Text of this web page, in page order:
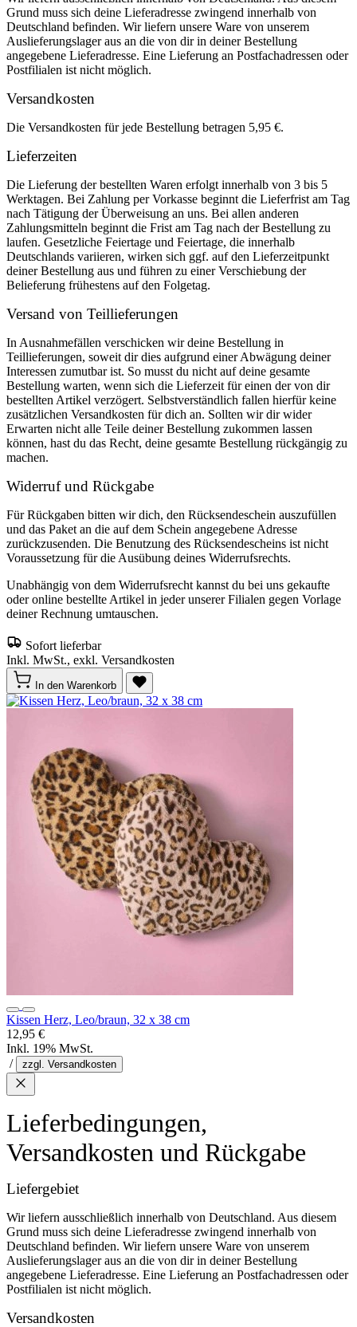
Grund muss sich deine Lieferadresse zwingend innerhalb von
Deutschland befinden. Wir liefern unsere Ware von unserem
Auslieferungslager aus an die von dir in deiner Bestellung
angegebene Lieferadresse. Eine Lieferung an Postfachadressen oder
Postfilialen ist nicht möglich.
Versandkosten
Die Versandkosten für jede Bestellung betragen 5,95 €.
Lieferzeiten
Die Lieferung der bestellten Waren erfolgt innerhalb von 3 bis 5
Werktagen. Bei Zahlung per Vorkasse beginnt die Lieferfrist am Tag
nach Tätigung der Überweisung an uns. Bei allen anderen
Zahlungsmitteln beginnt die Frist am Tag nach der Bestellung zu
laufen. Gesetzliche Feiertage und Feiertage, die innerhalb
Deutschlands variieren, wirken sich ggf. auf den Lieferzeitpunkt
deiner Bestellung aus und führen zu einer Verschiebung der
Belieferung frühestens auf den Folgetag.
Versand von Teillieferungen
In Ausnahmefällen verschicken wir deine Bestellung in
Teillieferungen, soweit dir dies aufgrund einer Abwägung deiner
Interessen zumutbar ist. So musst du nicht auf deine gesamte
Bestellung warten, wenn sich die Lieferzeit für einen der von dir
bestellten Artikel verzögert. Selbstverständlich fallen hierfür keine
zusätzlichen Versandkosten für dich an. Sollten wir dir wider
Erwarten nicht alle Teile deiner Bestellung zukommen lassen
können, hast du das Recht, deine gesamte Bestellung rückgängig zu
machen.
Widerruf und Rückgabe
Für Rückgaben bitten wir dich, den Rücksendeschein auszufüllen
und das Paket an die auf dem Schein angegebene Adresse
zurückzusenden. Die Benutzung des Rücksendescheins ist nicht
Voraussetzung für die Ausübung deines Widerrufsrechts.
Unabhängig von dem Widerrufsrecht kannst du bei uns gekaufte
oder online bestellte Artikel in jeder unserer Filialen gegen Vorlage
deiner Rechnung umtauschen.
Sofort lieferbar
Inkl. MwSt., exkl. Versandkosten
In den Warenkorb
Kissen Herz, Leo/braun, 32 x 38 cm
12,95 €
Inkl. 19% MwSt.
/
zzgl. Versandkosten
Lieferbedingungen,
Versandkosten und Rückgabe
Liefergebiet
Wir liefern ausschließlich innerhalb von Deutschland. Aus diesem
Grund muss sich deine Lieferadresse zwingend innerhalb von
Deutschland befinden. Wir liefern unsere Ware von unserem
Auslieferungslager aus an die von dir in deiner Bestellung
angegebene Lieferadresse. Eine Lieferung an Postfachadressen oder
Postfilialen ist nicht möglich.
Versandkosten